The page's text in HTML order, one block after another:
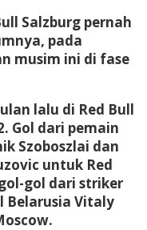
Salzburg pernah
pada
musim ini di fase
lalu di Red Bull
Gol dari pemain
Szoboszlai dan
untuk Red
gol dari striker
Belarusia Vitaly